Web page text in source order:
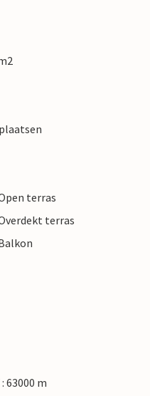
terras
terras
63000 m